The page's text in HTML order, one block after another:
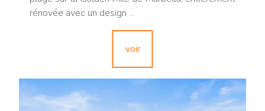
rénovée avec un design ...
voir